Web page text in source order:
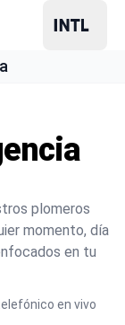
plomeros
momento, día
en tu
en vivo